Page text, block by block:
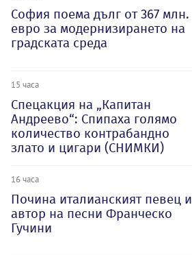
София поема дълг от 367 млн.
евро за модернизирането на
градската среда
15 часа
Спецакция на „Капитан
Андреево“: Спипаха голямо
количество контрабандно
злато и цигари (СНИМКИ)
16 часа
Почина италианският певец и
автор на песни Франческо
Гучини